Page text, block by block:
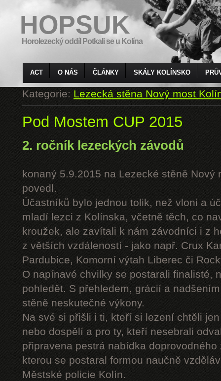
HOPSUK
Horolezecký oddíl Potkali se u Kolína
ACT O NÁS ČLÁNKY SKÁLY KOLÍNSKO
Kategorie:Lezecká stěna Nový most
Pod Mostem CUP 2015
2. ročník lezeckých závodů
konaný 5.9.2015 na Lezecké stěně Nový
povedl.
Účastníků bylo jednou tolik, než vloni a
mladí lezci z Kolínska, včetně těch, co
kroužek, ale zavítali k nám závodníci i z
z větších vzdáleností - jako např. Crux
Pardubice, Komorní výtah Liberec či
O napínavé chvilky se postarali finalisté,
pohledět. S přehledem, grácií a
stěně neskutečné výkony.
Na své si přišli i ti, kteří si lezení chtěli
nebo dospělí a pro ty, kteří nesebrali
připravena pestrá nabídka
kterou se postaral formou naučně
Městské policie Kolín.